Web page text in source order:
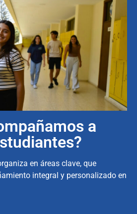
a
en áreas clave, que
integral y personalizado en